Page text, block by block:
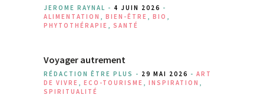
JEROME RAYNAL - 4 JUIN 2026 -
ALIMENTATION
BIEN-ÊTRE BIO
PHYTOTHÉRAPIE
SANTÉ
Voyager autrement
RÉDACTION ÊTRE PLUS - 29 MAI 2026 - ART
DE VIVRE
ECO-TOURISME INSPIRATION
SPIRITUALITÉ